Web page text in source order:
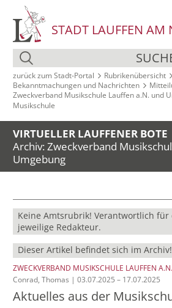
STADT LAUFFEN AM
zurück zum Stadt‑Portal Rubrikenübersicht
Bekanntmachungen und Nachrichten
Zweckverband Musikschule Lauffen a.N. und
Musikschule
VIRTUELLER LAUFFENER BOTE
Archiv: Zweckverband
Umgebung
Keine Amtsrubrik! Verantwortlich
jeweilige Redakteur.
Dieser Artikel befindet sich im Archiv!
ZWECKVERBAND MUSIKSCHULE LAUFFEN
Conrad, Thomas | 03.07.2025 – 17.07.2025
Aktuelles aus der